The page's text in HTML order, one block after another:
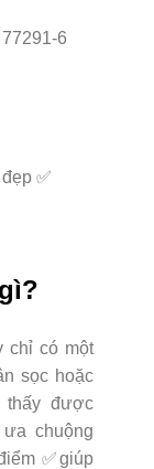
6
✅
chỉ có một
sọc hoặc
được
chuộng
✅giúp